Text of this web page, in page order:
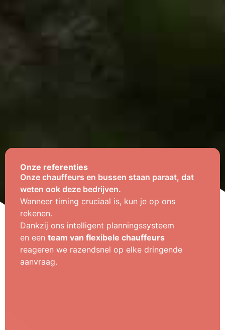
Onze referenties
Onze chauffeurs en bussen staan paraat, dat
weten ook deze bedrijven.
Wanneer timing cruciaal is, kun je op ons
rekenen.
Dankzij ons intelligent planningssysteem
en een team van flexibele chauffeurs
reageren we razendsnel op elke dringende
aanvraag.